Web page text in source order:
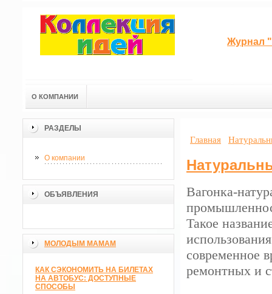
Журнал
О КОМПАНИИ
РАЗДЕЛЫ
О компании
ОБЪЯВЛЕНИЯ
МОЛОДЫМ МАМАМ
КАК СЭКОНОМИТЬ НА БИЛЕТАХ
НА АВТОБУС: ДОСТУПНЫЕ
СПОСОБЫ
Главная
Вагонка-
Такое
современное
ремонтных и